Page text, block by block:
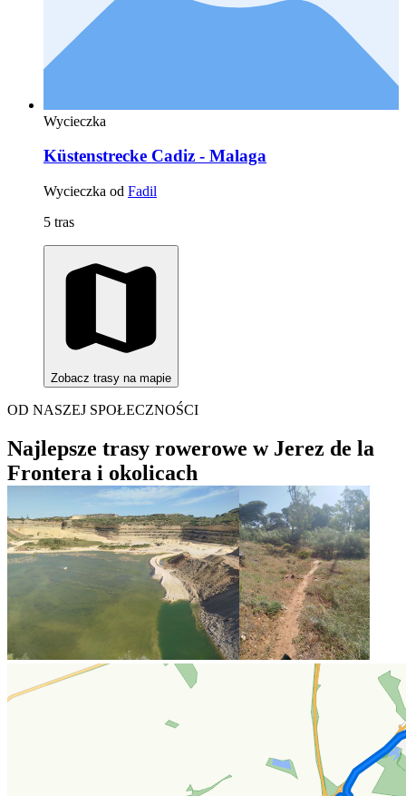
Wycieczka
Küstenstrecke Cadiz - Malaga
Wycieczka od Fadil
5 tras
Zobacz trasy na mapie
OD NASZEJ SPOŁECZNOŚCI
Najlepsze trasy rowerowe w Jerez de la
Frontera i okolicach